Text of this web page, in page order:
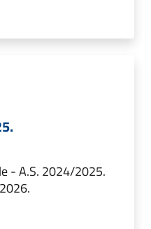
- A.S. 2024/2025.